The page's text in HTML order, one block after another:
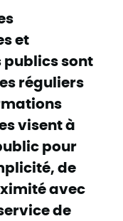
et
publics sont
réguliers
visent à
pour
de
avec
de